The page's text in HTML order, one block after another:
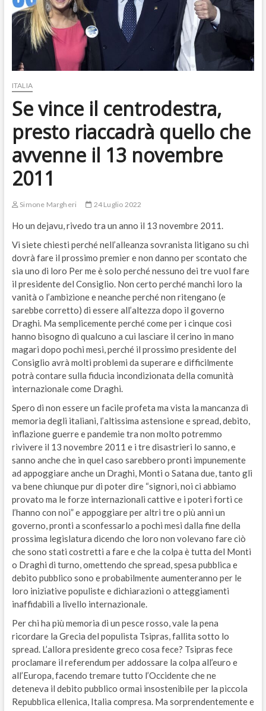
ITALIA
Se vince il centrodestra,
presto riaccadrà quello che
avvenne il 13 novembre
2011
Simone Margheri 24 Luglio 2022
Ho un dejavu, rivedo tra un anno il 13 novembre 2011.
Vi siete chiesti perché nell’alleanza sovranista litigano su chi
dovrà fare il prossimo premier e non danno per scontato che
sia uno di loro Per me è solo perché nessuno dei tre vuol fare
il presidente del Consiglio. Non certo perché manchi loro la
vanità o l’ambizione e neanche perché non ritengano (e
sarebbe corretto) di essere all’altezza dopo il governo
Draghi. Ma semplicemente perché come per i cinque così
hanno bisogno di qualcuno a cui lasciare il cerino in mano
magari dopo pochi mesi, perché il prossimo presidente del
Consiglio avrà molti problemi da superare e difficilmente
potrà contare sulla fiducia incondizionata della comunità
internazionale come Draghi.
Spero di non essere un facile profeta ma vista la mancanza di
memoria degli italiani, l’altissima astensione e spread, debito,
inflazione guerre e pandemie tra non molto potremmo
rivivere il 13 novembre 2011 e i tre disastrieri lo sanno, e
sanno anche che in quel caso sarebbero pronti impunemente
ad appoggiare anche un Draghi, Monti o Satana due, tanto gli
va bene chiunque pur di poter dire “signori, noi ci abbiamo
provato ma le forze internazionali cattive e i poteri forti ce
l’hanno con noi” e appoggiare per altri tre o più anni un
governo, pronti a sconfessarlo a pochi mesi dalla fine della
prossima legislatura dicendo che loro non volevano fare ciò
che sono stati costretti a fare e che la colpa è tutta del Monti
o Draghi di turno, omettendo che spread, spesa pubblica e
debito pubblico sono e probabilmente aumenteranno per le
loro iniziative populiste e dichiarazioni o atteggiamenti
inaffidabili a livello internazionale.
Per chi ha più memoria di un pesce rosso, vale la pena
ricordare la Grecia del populista Tsipras, fallita sotto lo
spread. L’allora presidente greco cosa fece? Tsipras fece
proclamare il referendum per addossare la colpa all’euro e
all’Europa, facendo tremare tutto l’Occidente che ne
deteneva il debito pubblico ormai insostenibile per la piccola
Repubblica ellenica, Italia compresa. Ma sorprendentemente e